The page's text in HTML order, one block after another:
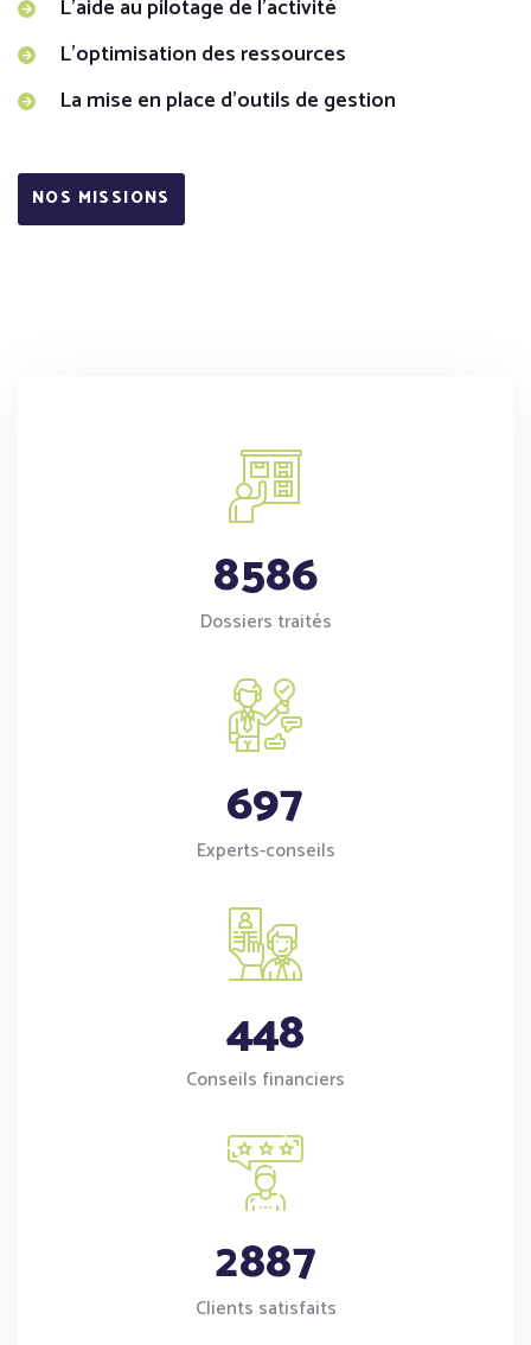
L’aide au pilotage de l’activité
L’optimisation des ressources
La mise en place d’outils de gestion
NOS MISSIONS
8586
Dossiers traités
697
Experts-conseils
448
Conseils financiers
2887
Clients satisfaits